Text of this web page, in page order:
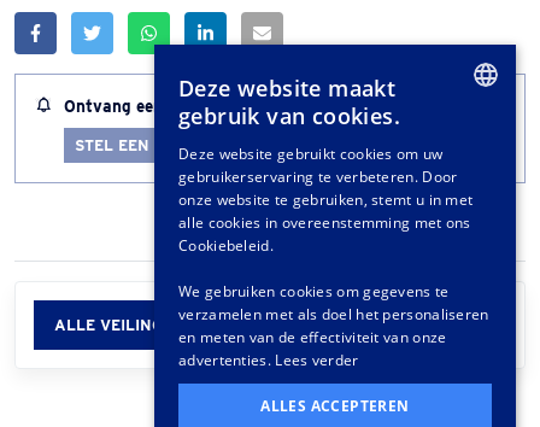
Ontvang een melding wanneer dit kavel bijna afloopt
STEL EEN LOTALERT IN
ALLE VEILINGINFORMATIE
GERMAN
FRENCH
Deze website maakt
gebruik van cookies.
Deze website gebruikt cookies om uw
gebruikerservaring te verbeteren. Door
onze website te gebruiken, stemt u in met
alle cookies in overeenstemming met ons
Cookiebeleid.
We gebruiken cookies om gegevens te
verzamelen met als doel het personaliseren
en meten van de effectiviteit van onze
advertenties. Lees verder
ALLES ACCEPTEREN